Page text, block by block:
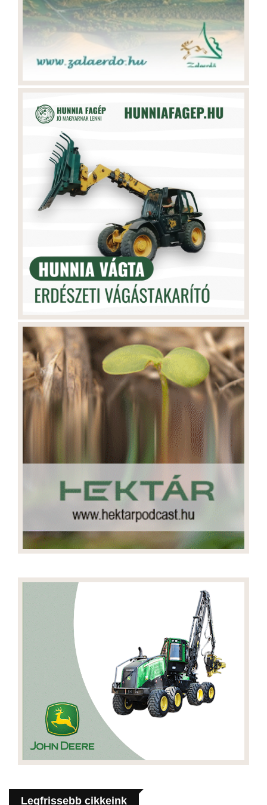
Legfrissebb cikkeink